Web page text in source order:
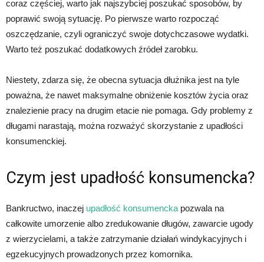
coraz częściej, warto jak najszybciej poszukać sposobów, by
poprawić swoją sytuację. Po pierwsze warto rozpocząć
oszczędzanie, czyli ograniczyć swoje dotychczasowe wydatki.
Warto też poszukać dodatkowych źródeł zarobku.
Niestety, zdarza się, że obecna sytuacja dłużnika jest na tyle
poważna, że nawet maksymalne obniżenie kosztów życia oraz
znalezienie pracy na drugim etacie nie pomaga. Gdy problemy z
długami narastają, można rozważyć skorzystanie z upadłości
konsumenckiej.
Czym jest upadłość konsumencka?
Bankructwo, inaczej upadłość konsumencka pozwala na
całkowite umorzenie albo zredukowanie długów, zawarcie ugody
z wierzycielami, a także zatrzymanie działań windykacyjnych i
egzekucyjnych prowadzonych przez komornika.